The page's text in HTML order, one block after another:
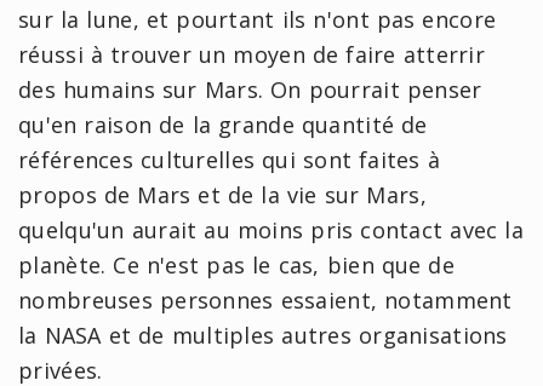
sur la lune, et pourtant ils n'ont pas encore
réussi à trouver un moyen de faire atterrir
des humains sur Mars. On pourrait penser
qu'en raison de la grande quantité de
références culturelles qui sont faites à
propos de Mars et de la vie sur Mars,
quelqu'un aurait au moins pris contact avec la
planète. Ce n'est pas le cas, bien que de
nombreuses personnes essaient, notamment
la NASA et de multiples autres organisations
privées.